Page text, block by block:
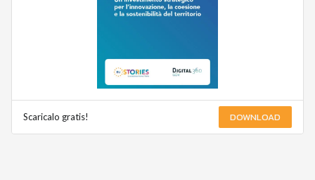
Scaricalo gratis! DOWNLOAD